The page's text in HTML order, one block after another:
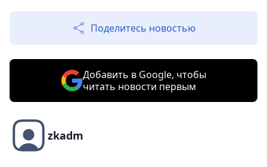
Поделитесь новостью
Добавить в Google, чтобы
читать новости первым
zkadm